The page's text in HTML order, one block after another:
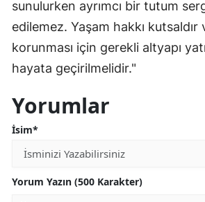
sunulurken ayrımcı bir tutum
edilemez. Yaşam hakkı kutsaldır
korunması için gerekli altyapı
hayata geçirilmelidir."
Yorumlar
İsim*
Yorum Yazın (500 Karakter)